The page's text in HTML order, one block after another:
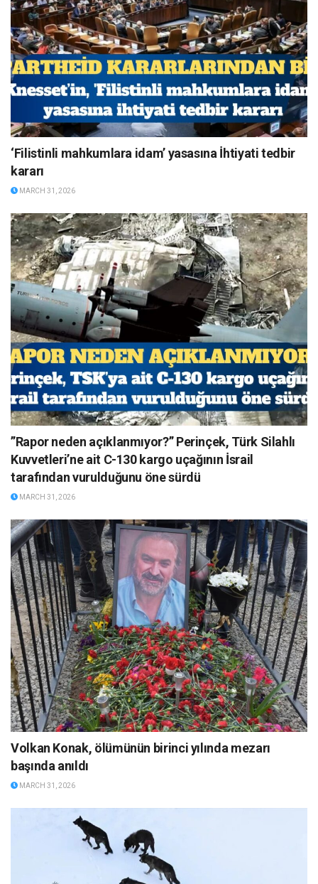
‘Filistinli mahkumlara idam’ yasasına İhtiyati tedbir
kararı
MARCH 31, 2026
”Rapor neden açıklanmıyor?” Perinçek, Türk Silahlı
Kuvvetleri’ne ait C-130 kargo uçağının İsrail
tarafından vurulduğunu öne sürdü
MARCH 31, 2026
Volkan Konak, ölümünün birinci yılında mezarı
başında anıldı
MARCH 31, 2026